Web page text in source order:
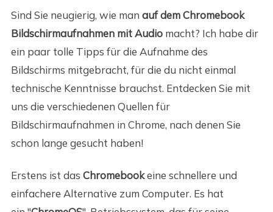
Sind Sie neugierig, wie man auf dem Chromebook
Bildschirmaufnahmen mit Audiomacht? Ich habe dir
ein paar tolle Tipps für die Aufnahme des
Bildschirms mitgebracht, für die du nicht einmal
technische Kenntnisse brauchst. Entdecken Sie mit
uns die verschiedenen Quellen für
Bildschirmaufnahmen in Chrome, nach denen Sie
schon lange gesucht haben!
Erstens ist das Chromebookeine schnellere und
einfachere Alternative zum Computer. Es hat